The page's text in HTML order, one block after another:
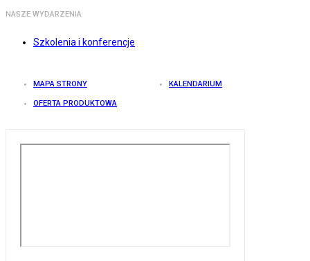
NASZE WYDARZENIA
Szkolenia i konferencje
MAPA STRONY KALENDARIUM
OFERTA PRODUKTOWA